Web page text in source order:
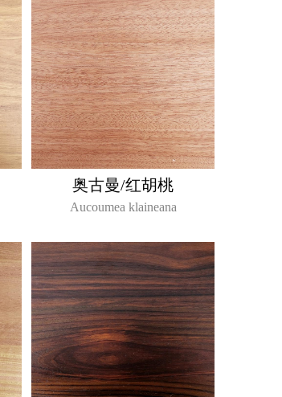
奥古曼/红胡桃
Aucoumea klaineana